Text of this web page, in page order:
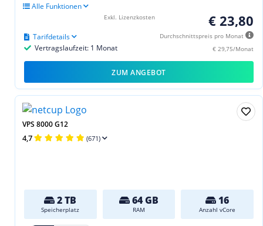
Alle Funktionen
€ 23,80
Durchschnittspreis pro Monat
€ 29,75/Monat
Vertragslaufzeit: 1 Monat
Tarifdetails
Exkl. Lizenzkosten
ZUM ANGEBOT
VPS 8000 G12
4,7 (671)
2 TB
Speicherplatz
64 GB
RAM
16
Anzahl vCore